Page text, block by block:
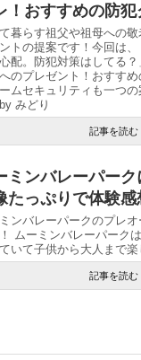
！おすすめの防犯
暮らす祖父や祖母への
トの提案です！今回は
配。防犯対策はしてる
のプレゼント！おすすめ
ームセキュリティも一つ
みどり
記事を読む
ミンバレーパーク
たっぷりで体験感
ンバレーパークのプレ
ムーミンバレーパーク
いて子供から大人まで楽
記事を読む